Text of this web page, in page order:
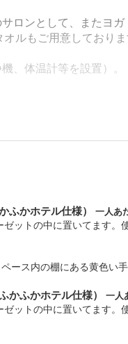
ロンとして、またヨ
ルもご用意しておりま
、体温計等を設置）。
、簡単な掃除をして
ください。
用ください。
ミストスプレーで消毒
ふかホテル仕様） 一人あ
ットの中に置いてます。
ース内の棚にある黄色い
かふかホテル仕様） 一人
ットの中に置いてます。